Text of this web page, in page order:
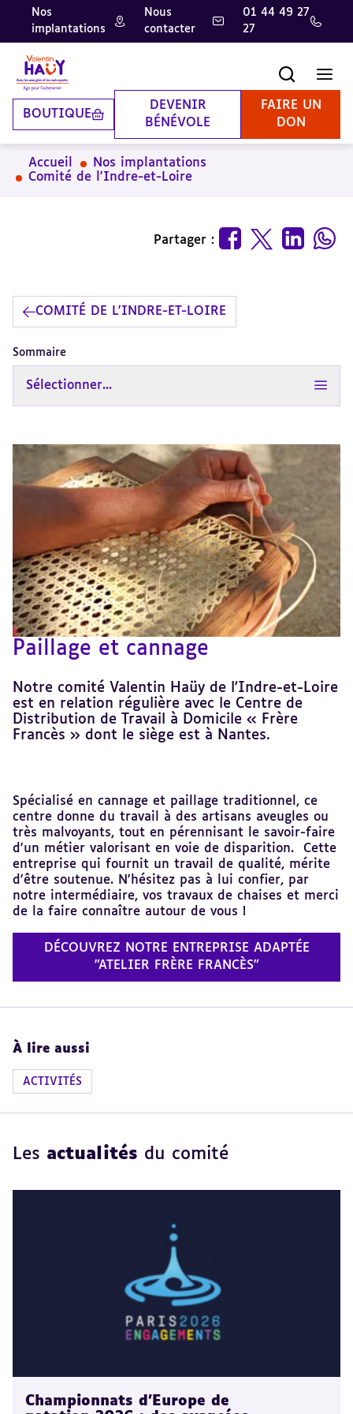
Aller
contenu
principal
Aller
pied
de
page
Aller
la
recherche
Nos
implantations
Nous
contacter
01 44 49 27
27
BOUTIQUE
DEVENIR
BÉNÉVOLE
FAIRE UN
DON
Accueil
Nos implantations
Comité de l'Indre-et-Loire
Partager :
COMITÉ DE L'INDRE-ET-LOIRE
Sommaire
Sélectionner...
Paillage et cannage
Notre comité Valentin Haüy de l'Indre-et-Loire
est en relation régulière avec le Centre de
Distribution de Travail à Domicile « Frère
Francès » dont le siège est à Nantes.
Spécialisé en cannage et paillage traditionnel, ce
centre donne du travail à des artisans aveugles ou
très malvoyants, tout en pérennisant le savoir-faire
d'un métier valorisant en voie de disparition. Cette
entreprise qui fournit un travail de qualité, mérite
d'être soutenue. N'hésitez pas à lui confier, par
notre intermédiaire, vos travaux de chaises et merci
de la faire connaître autour de vous !
DÉCOUVREZ NOTRE ENTREPRISE ADAPTÉE
"ATELIER FRÈRE FRANCÈS"
Revenir
au
sommaire
À lire aussi
ACTIVITÉS
Les actualités du comité
Championnats d'Europe de